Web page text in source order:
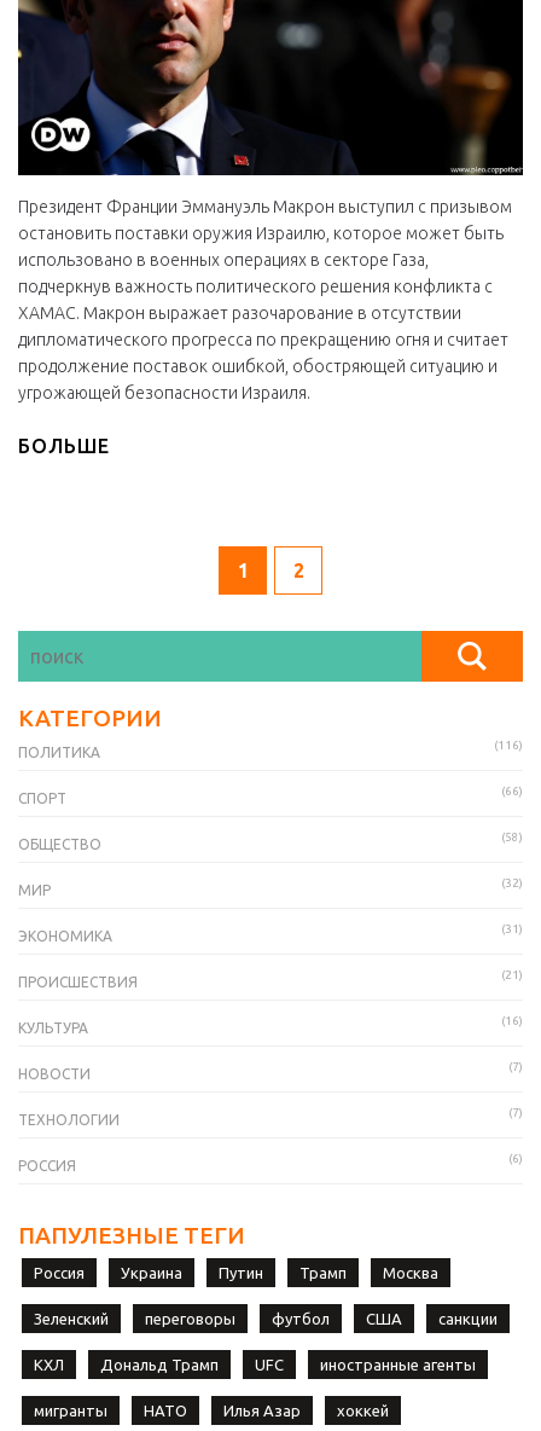
Президент Франции Эммануэль Макрон выступил с призывом
остановить поставки оружия Израилю, которое может быть
использовано в военных операциях в секторе Газа,
подчеркнув важность политического решения конфликта с
ХАМАС. Макрон выражает разочарование в отсутствии
дипломатического прогресса по прекращению огня и считает
продолжение поставок ошибкой, обостряющей ситуацию и
угрожающей безопасности Израиля.
БОЛЬШЕ
1 2
КАТЕГОРИИ
ПОЛИТИКА (116)
СПОРТ (66)
ОБЩЕСТВО (58)
МИР (32)
ЭКОНОМИКА (31)
ПРОИСШЕСТВИЯ (21)
КУЛЬТУРА (16)
НОВОСТИ (7)
ТЕХНОЛОГИИ (7)
РОССИЯ (6)
ПАПУЛЕЗНЫЕ ТЕГИ
Россия Украина Путин Трамп Москва
Зеленский переговоры футбол США санкции
КХЛ Дональд Трамп UFC иностранные агенты
мигранты НАТО Илья Азар хоккей